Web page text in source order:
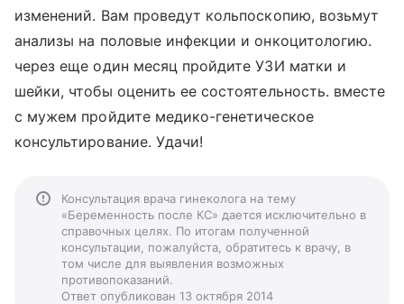
изменений. Вам проведут кольпоскопию, возьмут
анализы на половые инфекции и онкоцитологию.
через еще один месяц пройдите УЗИ матки и
шейки, чтобы оценить ее состоятельность. вместе
с мужем пройдите медико-генетическое
консультирование. Удачи!
Консультация врача гинеколога на тему
«Беременность после КС» дается исключительно в
справочных целях. По итогам полученной
консультации, пожалуйста, обратитесь к врачу, в
том числе для выявления возможных
противопоказаний.
Ответ опубликован 13 октября 2014